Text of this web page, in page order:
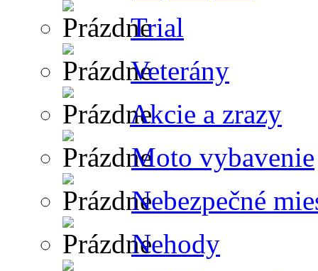
Trial
Veterány
Akcie a zrazy
Moto vybavenie
Nebezpečné
Nehody